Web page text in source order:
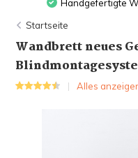
Handgefertigte
Startseite
Wandbrett neues
Alles